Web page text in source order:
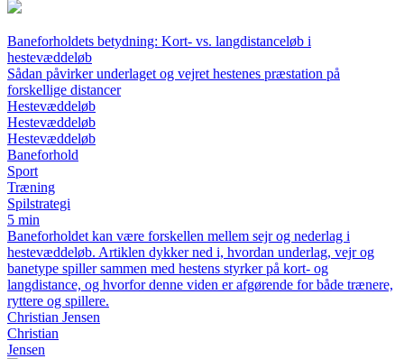
Baneforholdets betydning: Kort- vs. langdistanceløb i
hestevæddeløb
Sådan påvirker underlaget og vejret hestenes præstation på
forskellige distancer
Hestevæddeløb
Hestevæddeløb
Hestevæddeløb
Baneforhold
Sport
Træning
Spilstrategi
5 min
Baneforholdet kan være forskellen mellem sejr og nederlag i
hestevæddeløb. Artiklen dykker ned i, hvordan underlag, vejr og
banetype spiller sammen med hestens styrker på kort- og
langdistance, og hvorfor denne viden er afgørende for både trænere,
ryttere og spillere.
Christian Jensen
Christian
Jensen